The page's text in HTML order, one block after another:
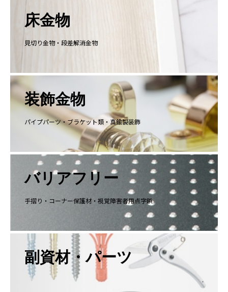
床金物
見切り金物・段差解消金物
装飾金物
パイプパーツ・ブラケット類・真鍮製装飾
バリアフリー
手摺り・コーナー保護材・視覚障害者用点字鋲
副資材・パーツ